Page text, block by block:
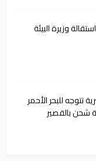
وزيرة البيئة
تتوجه للبحر الأحمر
شحن بالقصير